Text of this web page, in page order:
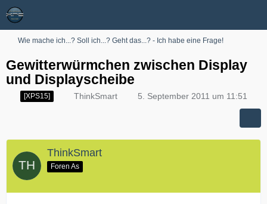
Wie mache ich...? Soll ich...? Geht das...? - Ich habe eine Frage!
Gewitterwürmchen zwischen Display
und Displayscheibe
[XPS15] ThinkSmart 5. September 2011 um 11:51
ThinkSmart
Foren As